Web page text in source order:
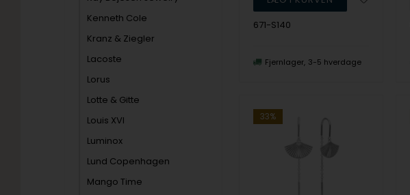
Kenneth Cole
Kranz & Ziegler
Lacoste
Lorus
Lotte & Gitte
Louis XVI
Luminox
Lund Copenhagen
Mango Time
671-S140
Fjernlager 3-5 hverdage
33%